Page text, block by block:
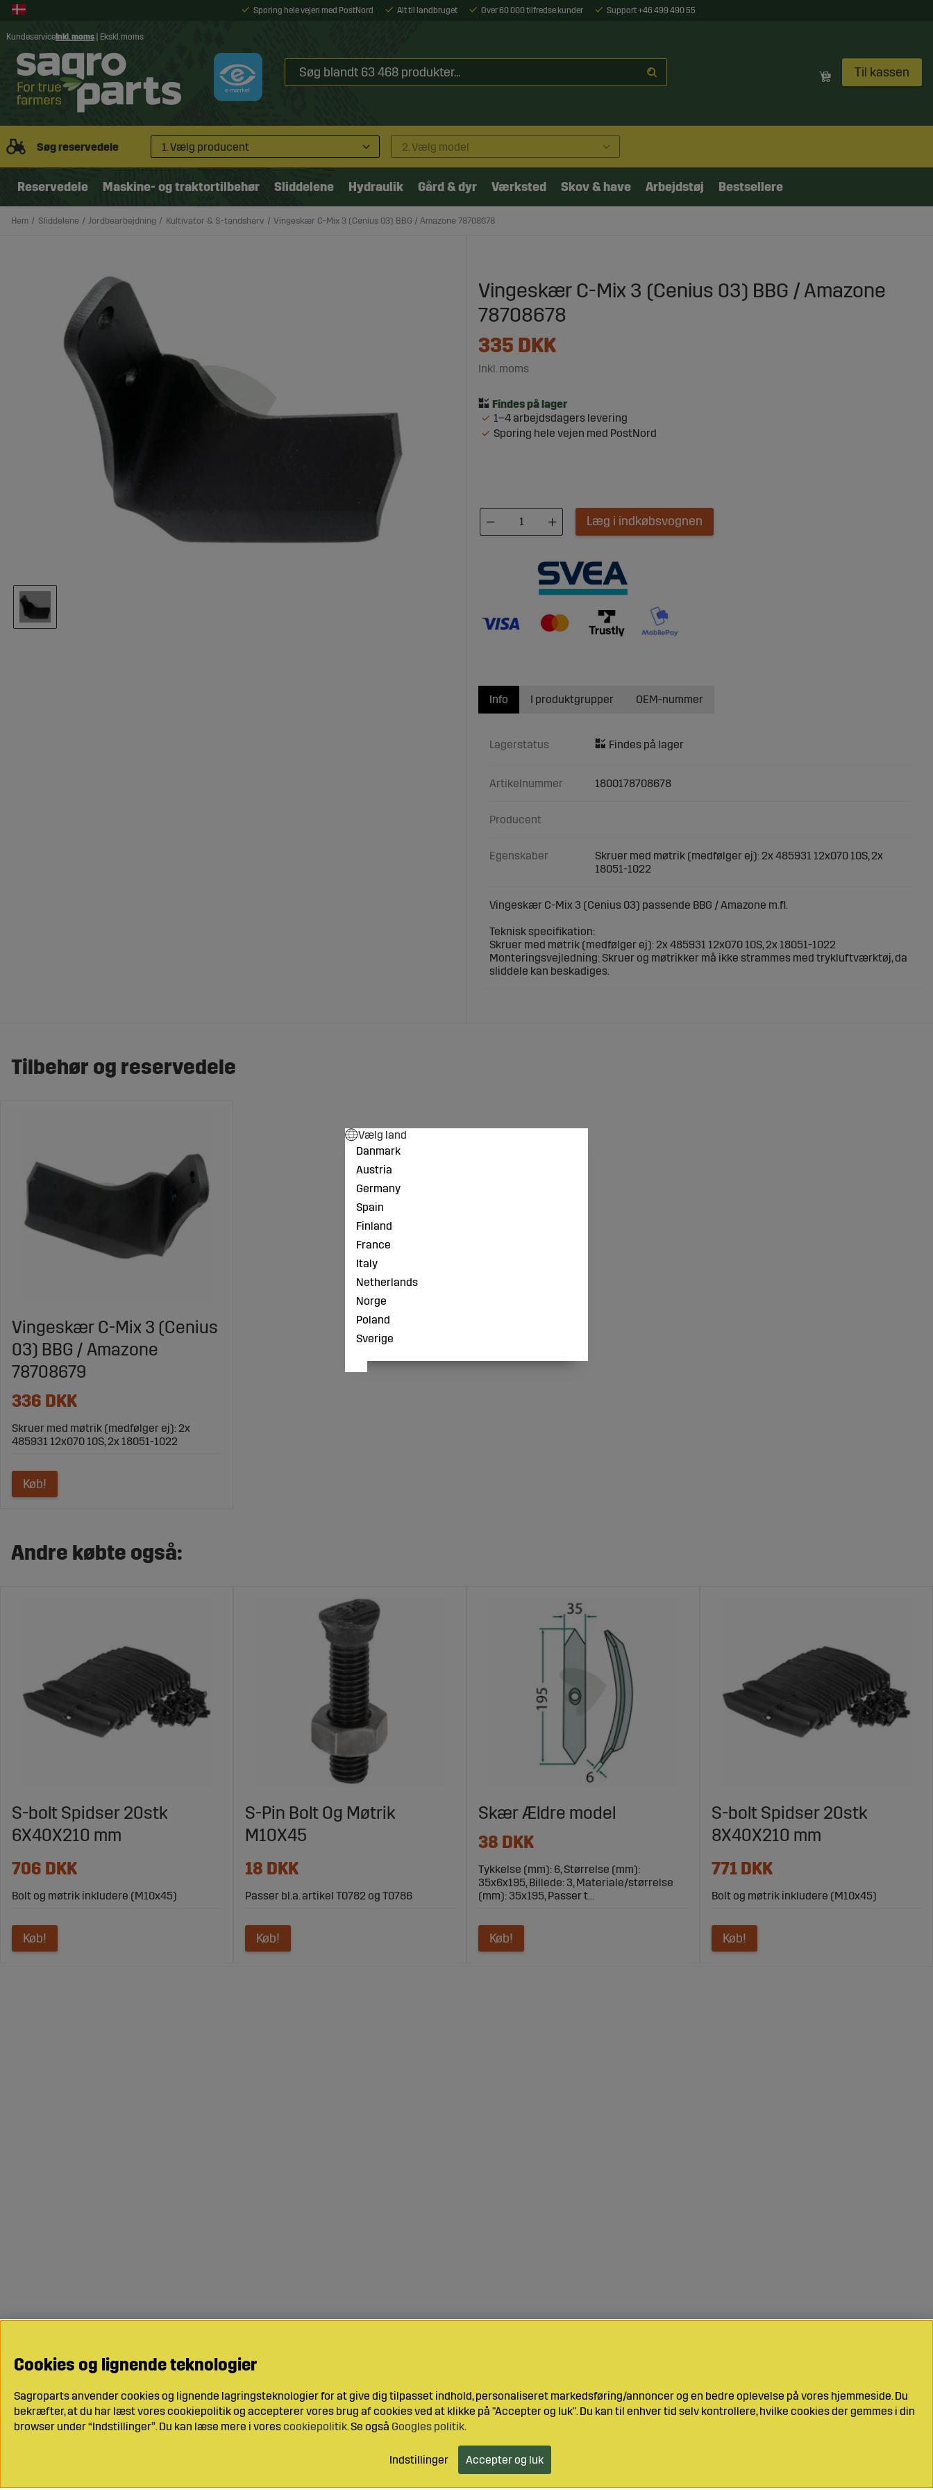
Sporing hele vejen med PostNord Alt til landbruget Over 60 000 tilfredse kunder Support +46 499 490 55
Kundeservice Inkl. moms Ekskl. moms
Til kassen
Søg reservedele 1. Vælg producent 2. Vælg model
Reservedele Maskine- og traktortilbehør Sliddelene Hydraulik Gård & dyr Værksted Skov & have Arbejdstøj Bestsellere
Hem Sliddelene Jordbearbejdning Kultivator & S-tandsharv Vingeskær C-Mix 3 (Cenius 03) BBG / Amazone 78708678
Vingeskær C-Mix 3 (Cenius 03) BBG / Amazone
78708678
335 DKK
Inkl. moms
1–4 arbejdsdagers levering
Sporing hele vejen med PostNord
Læg i indkøbsvognen
Info
Lagerstatus
Artikelnummer 1800178708678
Producent
Egenskaber
Skruer med møtrik (medfølger ej): 2x 485931 12x070 10S, 2x
18051-1022
Vingeskær C-Mix 3 (Cenius 03) passende BBG / Amazone m.fl.
Teknisk specifikation:
Skruer med møtrik (medfølger ej): 2x 485931 12x070 10S, 2x 18051-1022
Monteringsvejledning: Skruer og møtrikker må ikke strammes med trykluftværktøj, da
sliddele kan beskadiges.
I produktgrupper OEM-nummer
Tilbehør og reservedele
Vingeskær C-Mix 3 (Cenius
03) BBG / Amazone
78708679
336 DKK
Skruer med møtrik (medfølger ej): 2x
485931 12x070 10S, 2x 18051-1022
Køb!
Andre købte også:
S-bolt Spidser 20stk
6X40X210 mm
706 DKK
Bolt og møtrik inkludere (M10x45)
Køb!
S-Pin Bolt Og Møtrik
M10X45
18 DKK
Passer bl.a. artikel T0782 og T0786
Køb!
Skær Ældre model
38 DKK
Tykkelse (mm): 6, Størrelse (mm):
35x6x195, Billede: 3, Materiale/størrelse
(mm): 35x195, Passer t...
Køb!
S-bolt Spidser 20stk
8X40X210 mm
771 DKK
Bolt og møtrik inkludere (M10x45)
Køb!
Cookies og lignende teknologier
Sagroparts anvender cookies og lignende lagringsteknologier for at give dig tilpasset indhold, personaliseret markedsføring/annoncer og en bedre oplevelse på vores hjemmeside. Du
bekræfter, at du har læst vores cookiepolitik og accepterer vores brug af cookies ved at klikke på "Accepter og luk". Du kan til enhver tid selv kontrollere, hvilke cookies der gemmes i din
browser under “Indstillinger”. Du kan læse mere i vorescookiepolitik. Se også Googles politik.
Indstillinger Accepter og luk
Vælg land
Danmark
Austria
Germany
Spain
Finland
France
Italy
Netherlands
Norge
Poland
Sverige